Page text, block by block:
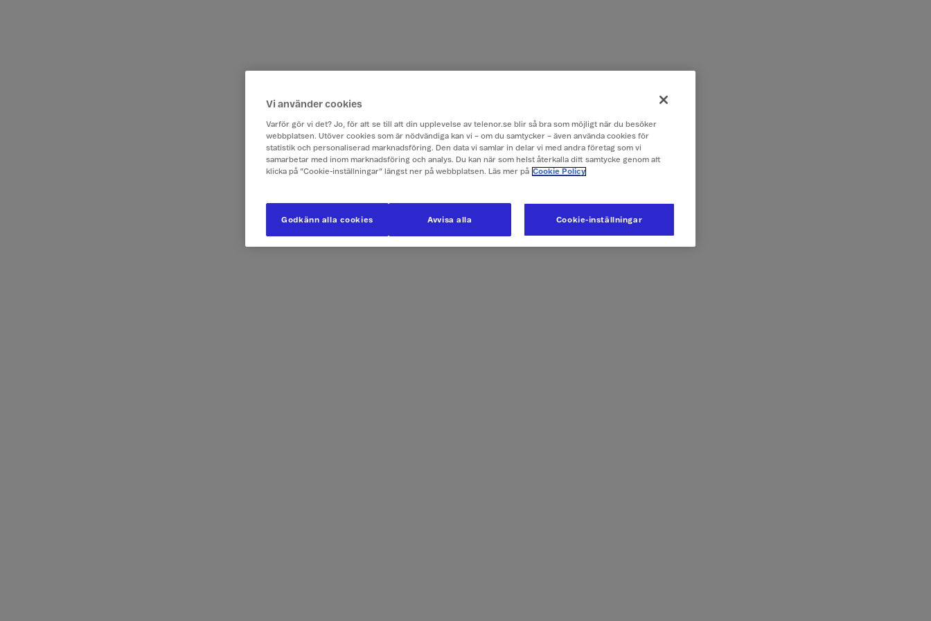
Vi använder cookies
Varför gör vi det? Jo, för att se till att din upplevelse av telenor.se blir så bra som möjligt när du besöker
webbplatsen. Utöver cookies som är nödvändiga kan vi – om du samtycker – även använda cookies för
statistik och personaliserad marknadsföring. Den data vi samlar in delar vi med andra företag som vi
samarbetar med inom marknadsföring och analys. Du kan när som helst återkalla ditt samtycke genom att
klicka på ”Cookie-inställningar” längst ner på webbplatsen. Läs mer på Cookie Policy
Cookie-inställningar
Avvisa alla
Godkänn alla cookies